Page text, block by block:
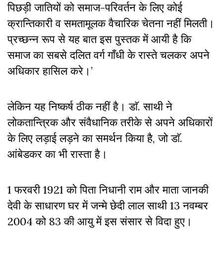
पिछड़ी जातियों को समाज-परिवर्तन के लिए कोई
क्रान्तिकारी व समतामूलक वैचारिक चेतना नहीं मिलती।
प्रच्छन्न रूप से यह बात इस पुस्तक में आयी है कि
समाज का सबसे दलित वर्ग गाँधी के रास्ते चलकर अपने
अधिकार हासिल करे।’
लेकिन यह निष्कर्ष ठीक नहीं है। डाॅ. साथी ने
लोकतान्त्रिक और संवैधानिक तरीके से अपने अधिकारों
के लिए लड़ाई लड़ने का समर्थन किया है, जो डाॅ.
आंबेडकर का भी रास्ता है।
1 फरवरी 1921 को पिता निधानी राम और माता जानकी
देवी के साधारण घर में जन्मे छेदी लाल साथी 13 नवम्बर
2004 को 83 की आयु में इस संसार से विदा हुए।